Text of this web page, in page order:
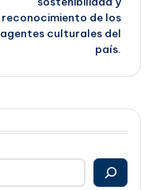
reconocimiento de los
agentes culturales del
país.